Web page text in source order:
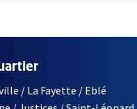
/ La Fayette / Eblé